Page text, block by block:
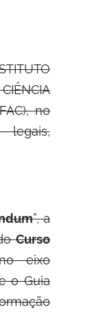
no
legais,
”,a
Curso
eixo
o Guia